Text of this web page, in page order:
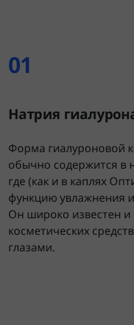
01
Натрия
Форма гиалуроновой
обычно содержится в
где (как и в каплях
функцию увлажнения
Он широко известен и
косметических
глазами.